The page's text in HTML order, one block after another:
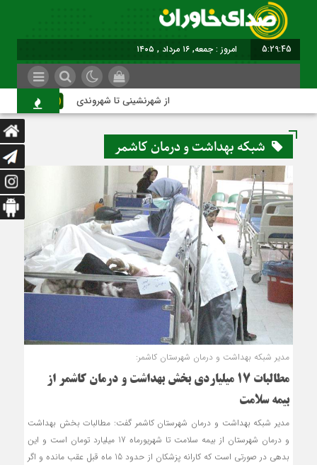
5:29:46 امروز : جمعه, ۱۶ مرداد , ۱۴۰۵
از شهرنشینی تا شهروندی
شبکه بهداشت و درمان کاشمر
مدیر شبکه بهداشت و درمان شهرستان کاشمر:
مطالبات 17 میلیاردی بخش بهداشت و درمان کاشمر از
بیمه سلامت
مدیر شبکه بهداشت و درمان شهرستان کاشمر گفت: مطالبات بخش بهداشت
و درمان شهرستان از بیمه سلامت تا شهریورماه 17 میلیارد تومان است و این
بدهی در صورتی است که کارانه پزشکان از حدود 15 ماه قبل عقب مانده و اگر